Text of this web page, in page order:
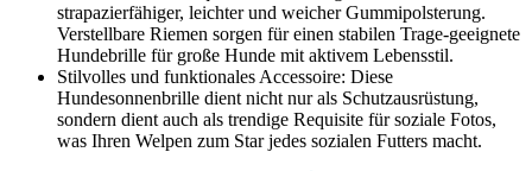
strapazierfähiger, leichter und weicher Gummipolsterung.
Verstellbare Riemen sorgen für einen stabilen Trage-geeignete
Hundebrille für große Hunde mit aktivem Lebensstil.
Stilvolles und funktionales Accessoire: Diese
Hundesonnenbrille dient nicht nur als Schutzausrüstung,
sondern dient auch als trendige Requisite für soziale Fotos,
was Ihren Welpen zum Star jedes sozialen Futters macht.